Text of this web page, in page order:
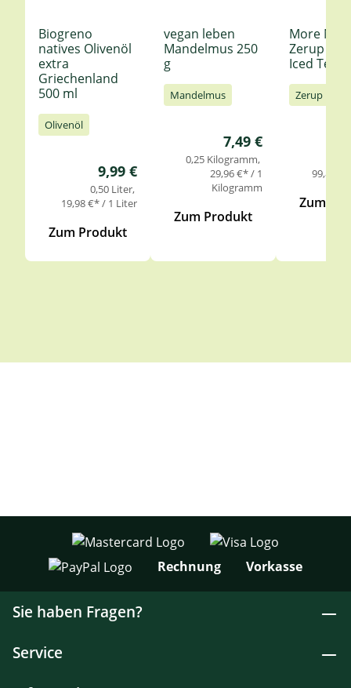
Biogreno
natives Olivenöl
extra
Griechenland
500 ml
Olivenöl
Regulärer Preis:
9,99 €
0,50 Liter
19,98 €* / 1 Liter
Zum Produkt
vegan leben
Mandelmus 250
g
Mandelmus
Regulärer Preis:
7,49 €
0,25 Kilogramm
29,96 €* / 1
Kilogramm
Zum Produkt
More
Zerup
Iced Tea
Zerup
99,85
Zum
Rechnung Vorkasse
Sie haben Fragen?
Service